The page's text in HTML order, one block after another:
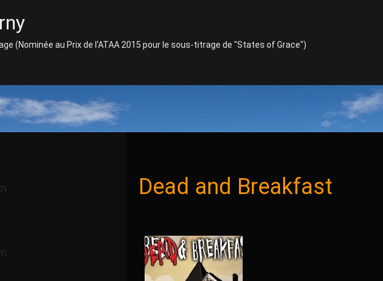
(Nominée au Prix de l'ATAA 2015 pour le sous-titrage de "States of Grace")
Dead and Breakfast